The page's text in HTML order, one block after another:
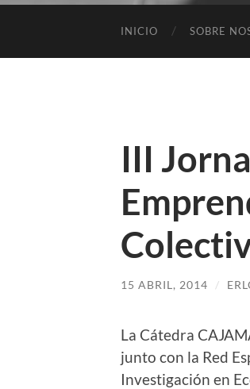
INICIO SOBRE
III
15 ABRIL, 2014 /
La Cátedra
junto con la Red
Investigación en